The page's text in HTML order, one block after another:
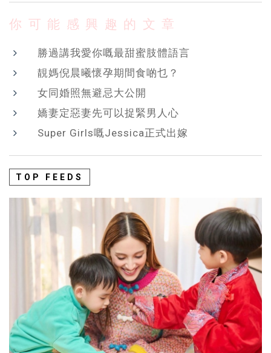
你可能感興趣的文章
勝過講我愛你嘅最甜蜜肢體語言
靚媽倪晨曦懷孕期間食啲乜？
女同婚照無避忌大公開
嬌妻定惡妻先可以捉緊男人心
Super Girls嘅Jessica正式出嫁
TOP FEEDS